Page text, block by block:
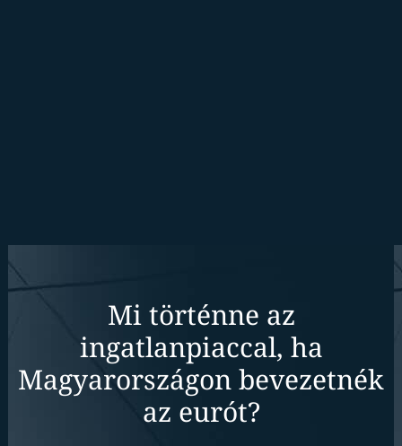
Mi történne az
ingatlanpiaccal, ha
Magyarországon bevezetnék
az eurót?